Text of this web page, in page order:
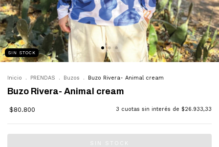
SIN STOCK
Inicio . PRENDAS . Buzos . Buzo Rivera- Animal cream
Buzo Rivera- Animal cream
$80.800 3 cuotas sin interés de $26.933,33